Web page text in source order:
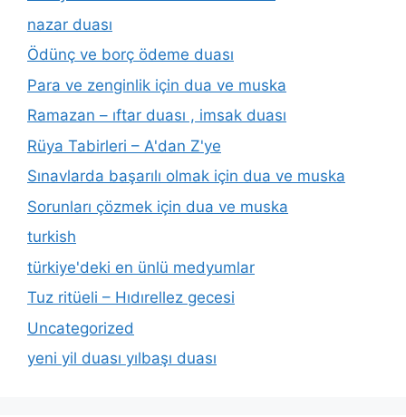
nazar duası
Ödünç ve borç ödeme duası
Para ve zenginlik için dua ve muska
Ramazan – ıftar duası , imsak duası
Rüya Tabirleri – A'dan Z'ye
Sınavlarda başarılı olmak için dua ve muska
Sorunları çözmek için dua ve muska
turkish
türkiye'deki en ünlü medyumlar
Tuz ritüeli – Hıdırellez gecesi
Uncategorized
yeni yil duası yılbaşı duası